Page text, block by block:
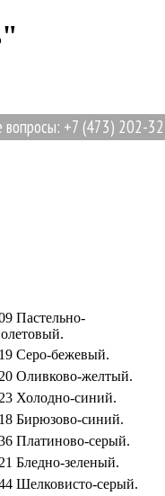
+7 (473) 202-32-
Пастельно-
Серо-бежевый.
Оливково-желтый.
Холодно-синий.
Бирюзово-синий.
Платиново-серый.
Бледно-зеленый.
Шелковисто-серый.